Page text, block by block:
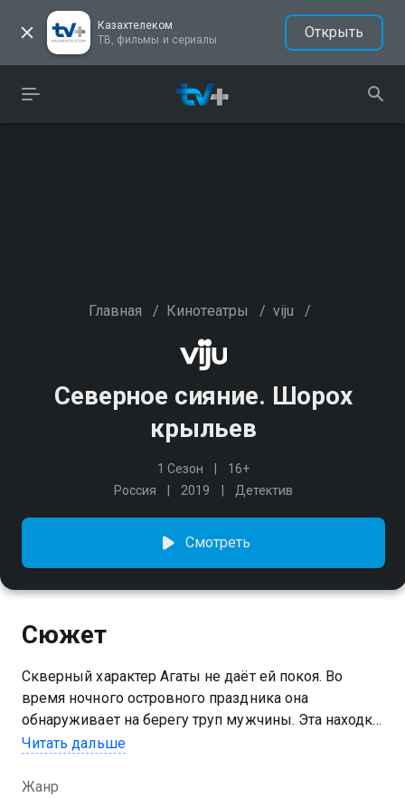
Казахтелеком
ТВ, фильмы и сериалы
Открыть
Главная / Кинотеатры / viju /
Северное сияние. Шорох
крыльев
1 Сезон
16+
Россия
2019 Детектив
Смотреть
Сюжет
Скверный характер Агаты не даёт ей покоя. Во
время ночного островного праздника она
обнаруживает на берегу труп мужчины. Эта находка
становится первой в череде непонятных событий,
Читать дальше
Жанр